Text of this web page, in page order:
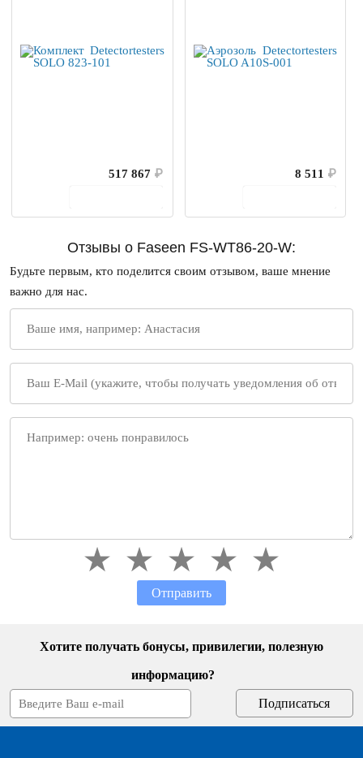
517 867 ₽
8 511 ₽
Отзывы о Faseen FS-WT86-20-W:
Будьте первым, кто поделится своим отзывом, ваше мнение
важно для нас.
Отправить
Хотите получать бонусы, привилегии, полезную
информацию?